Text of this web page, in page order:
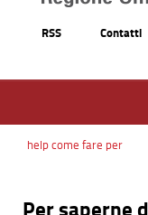
RSS Contatti
help come fare per
Per saperne